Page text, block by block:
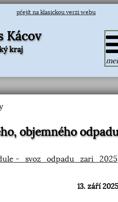
přejít na klasickou verzi webu
Kácov
kraj
objemného
-_svoz_odpadu_zari_2025
13. září